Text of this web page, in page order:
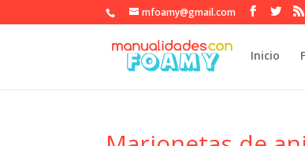
mfoamy@gmail.com
Inicio